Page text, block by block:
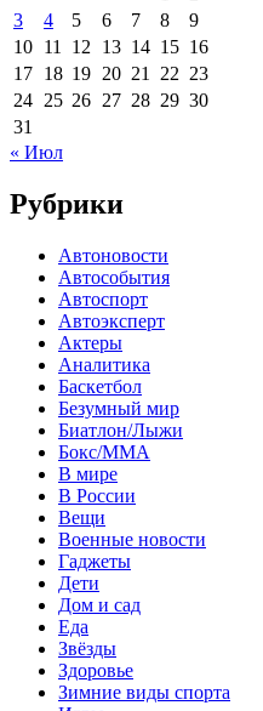
3
4 5 6 7 8
9
10 11 12 13 14 15 16
17 18 19 20 21 22 23
24 25 26 27 28 29 30
31
« Июл
Рубрики
Автоновости
Автособытия
Автоспорт
Автоэксперт
Актеры
Аналитика
Баскетбол
Безумный мир
Биатлон/Лыжи
Бокс/MMA
В мире
В России
Вещи
Военные новости
Гаджеты
Дети
Дом и сад
Еда
Звёзды
Здоровье
Зимние виды спорта